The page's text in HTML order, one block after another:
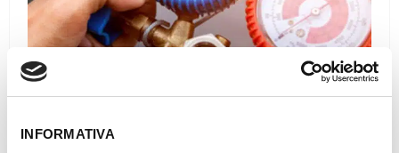
INFORMATIVA